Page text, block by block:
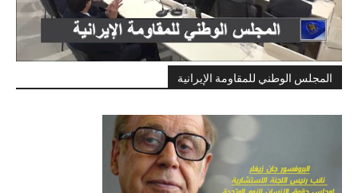
المجلس الوطني للمقاومة الإيرانية